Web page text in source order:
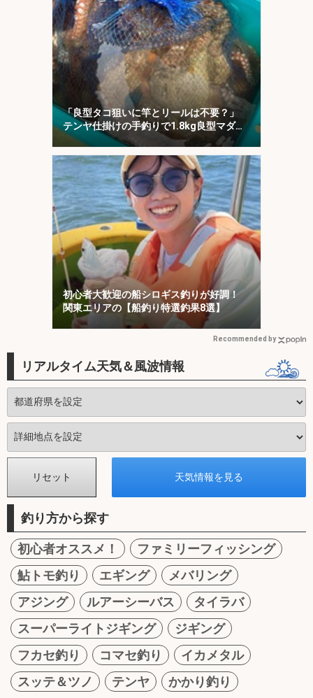
「良型タコ狙いに竿とリールは不要？」
テンヤ仕掛けの手釣りで1.8kg良型マダ
コ！【川崎丸・東京湾】
初心者大歓迎の船シロギス釣りが好調！
関東エリアの【船釣り特選釣果8選】
Recommended by
リアルタイム天気＆風波情報
釣り方から探す
初心者オススメ！
ファミリーフィッシング
鮎トモ釣り
エギング
メバリング
アジング
ルアーシーバス
タイラバ
スーパーライトジギング
ジギング
フカセ釣り
コマセ釣り
イカメタル
スッテ＆ツノ
テンヤ
かかり釣り